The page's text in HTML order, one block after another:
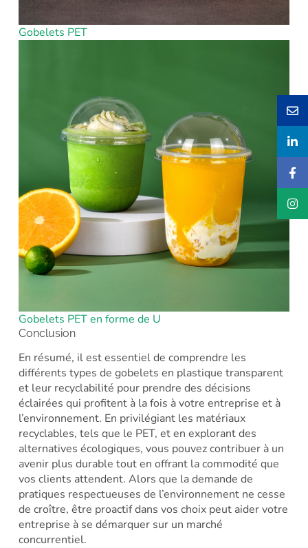
Gobelets PET
Gobelets PET en forme de U
Conclusion
En résumé, il est essentiel de comprendre les
différents types de gobelets en plastique transparent
et leur recyclabilité pour prendre des décisions
éclairées qui profitent à la fois à votre entreprise et à
l’environnement. En privilégiant les matériaux
recyclables, tels que le PET, et en explorant des
alternatives écologiques, vous pouvez contribuer à un
avenir plus durable tout en offrant la commodité que
vos clients attendent. Alors que la demande de
pratiques respectueuses de l’environnement ne cesse
de croître, être proactif dans vos choix peut aider votre
entreprise à se démarquer sur un marché
concurrentiel.